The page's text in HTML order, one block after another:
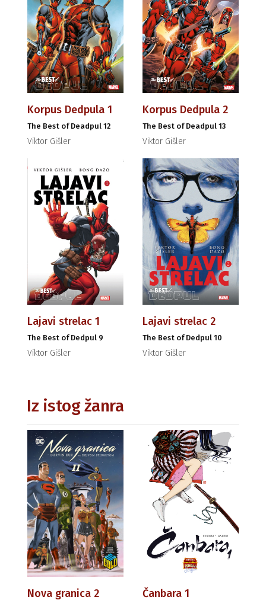
Korpus Dedpula 1
The Best of Deadpul 12
Viktor Gišler
Korpus Dedpula 2
The Best of Deadpul 13
Viktor Gišler
Lajavi strelac 1
The Best of Dedpul 9
Viktor Gišler
Lajavi strelac 2
The Best of Dedpul 10
Viktor Gišler
Iz istog žanra
Nova granica 2 Čanbara 1